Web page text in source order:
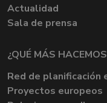
Actualidad
Sala de prensa
¿QUÉ MÁS
Red de planificación
Proyectos europeos